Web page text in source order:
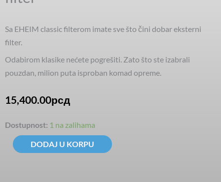
Sa EHEIM classic filterom imate sve što čini dobar eksterni
filter.
Odabirom klasike nećete pogrešiti. Zato što ste izabrali
pouzdan, milion puta isproban komad opreme.
15,400.00рсд
Dostupnost: 1 na zalihama
EHEIM
classic
250
DODAJ U KORPU